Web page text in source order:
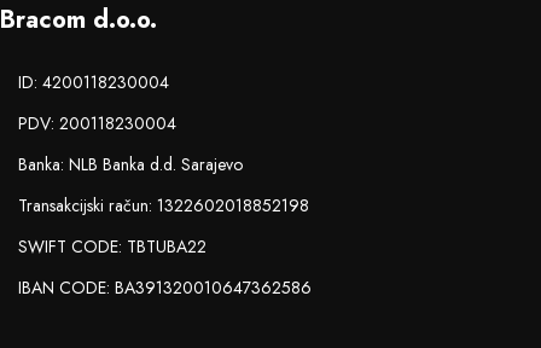
Bracom d.o.o.
ID: 4200118230004
PDV: 200118230004
Banka: NLB Banka d.d. Sarajevo
Transakcijski račun: 1322602018852198
SWIFT CODE: TBTUBA22
IBAN CODE: BA391320010647362586